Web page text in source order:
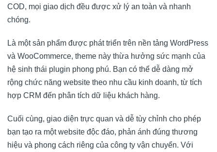
COD, mọi giao dịch đều được xử lý an toàn và nhanh
chóng.
Là một sản phẩm được phát triển trên nền tảng WordPress
và WooCommerce, theme này thừa hưởng sức mạnh của
hệ sinh thái plugin phong phú. Bạn có thể dễ dàng mở
rộng chức năng website theo nhu cầu kinh doanh, từ tích
hợp CRM đến phân tích dữ liệu khách hàng.
Cuối cùng, giao diện trực quan và dễ tùy chỉnh cho phép
bạn tạo ra một website độc đáo, phản ánh đúng thương
hiệu và phong cách riêng của công ty vận chuyển. Với